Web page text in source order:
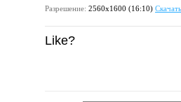
Разрешение: 2560х1600 (16:10)
Like?